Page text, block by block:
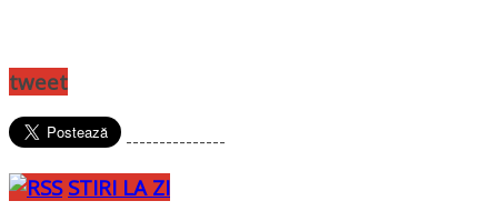
tweet
---------------
STIRI LA ZI